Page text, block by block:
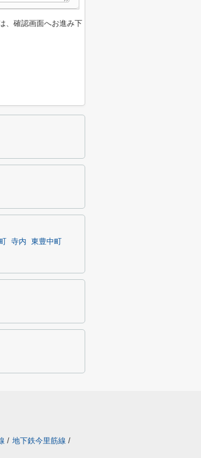
、確認画面へお進み下
寺内
東豊中町
/ 地下鉄今里筋線 /